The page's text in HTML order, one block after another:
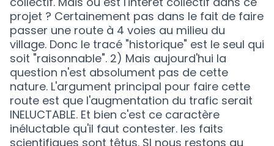
projet ? Certainement pas dans le fait de faire
passer une route à 4 voies au milieu du
village. Donc le tracé "historique" est le seul qui
soit "raisonnable". 2) Mais aujourd'hui la
question n'est absolument pas de cette
nature. L'argument principal pour faire cette
route est que l'augmentation du trafic serait
INELUCTABLE. Et bien c'est ce caractère
inéluctable qu'il faut contester. les faits
scientifiques sont têtus. SI nous restons au